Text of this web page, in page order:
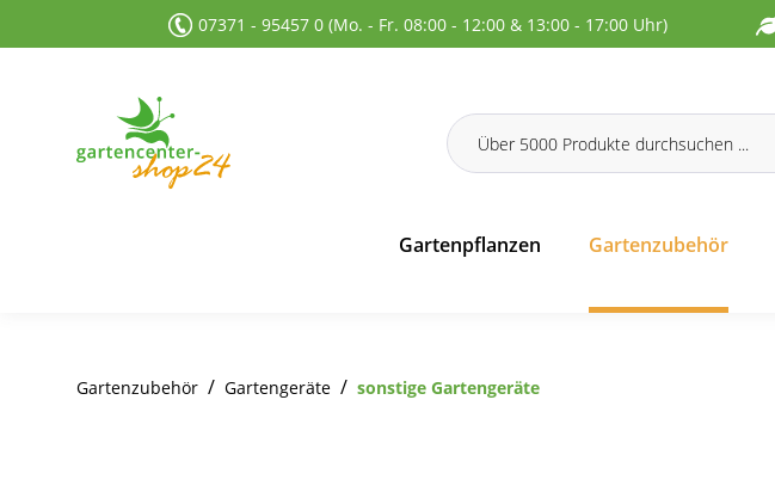
Zur Hauptnavigation springen
07371 - 95457 0 (Mo. - Fr. 08:00 - 12:00 & 13:00 - 17:00 Uhr)
Gartenpflanzen Gartenzubehör
Gartenzubehör / Gartengeräte / sonstige Gartengeräte